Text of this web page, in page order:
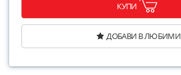
КУПИ
ДОБАВИ В ЛЮБИМИ